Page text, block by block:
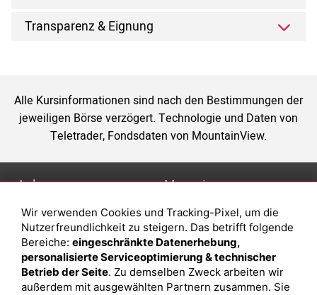
Transparenz & Eignung
Alle Kursinformationen sind nach den Bestimmungen der
jeweiligen Börse verzögert. Technologie und Daten von
Teletrader, Fondsdaten von MountainView.
Anlage
Depot eröffnen
Depot vergleichen
Junior Depot
Top-Seller-Fonds
Magazin
Was sind sind ETFs?
Sparplan Vorteile
Was ist ein Fonds?
Wir verwenden Cookies und Tracking-Pixel, um die
Nutzerfreundlichkeit zu steigern. Das betrifft folgende
Bereiche: eingeschränkte Datenerhebung,
personalisierte Serviceoptimierung & technischer
Betrieb der Seite. Zu demselben Zweck arbeiten wir
außerdem mit ausgewählten Partnern zusammen. Sie